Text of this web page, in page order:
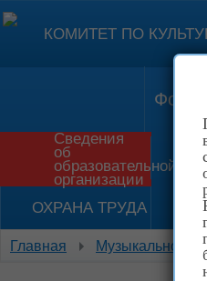
КОМИТЕТ ПО
Сведения
об
образовательной
организации
ОХРАНА ТРУДА
Главная Музыкальное